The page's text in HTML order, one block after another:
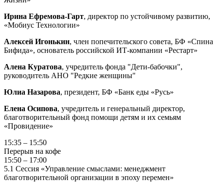
Ирина Ефремова-Гарт, директор по устойчивому развитию,
«Мобиус Технологии»
Алексей Игонькин, член попечительского совета, БФ «Спина
Бифида», основатель российской ИТ-компании «Рестарт»
Алена Куратова, учредитель фонда "Дети-бабочки",
руководитель АНО "Редкие женщины"
Юлиа Назарова, президент, БФ «Банк еды «Русь»
Елена Осипова, учредитель и генеральный директор,
благотворительный фонд помощи детям и их семьям
«Провидение»
15:35 – 15:50
Перерыв на кофе
15:50 – 17:00
5.1 Сессия «Управление смыслами: менеджмент
благотворительной организации в эпоху перемен»